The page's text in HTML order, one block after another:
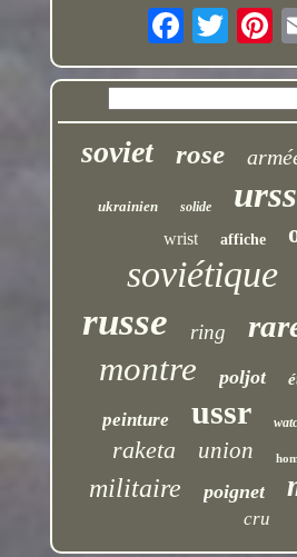
soviet rose
ukrainien solide urss
wrist affiche
soviétique
russe ring
montre poljot
peinture
ussr
raketa union
militaire poignet
cru